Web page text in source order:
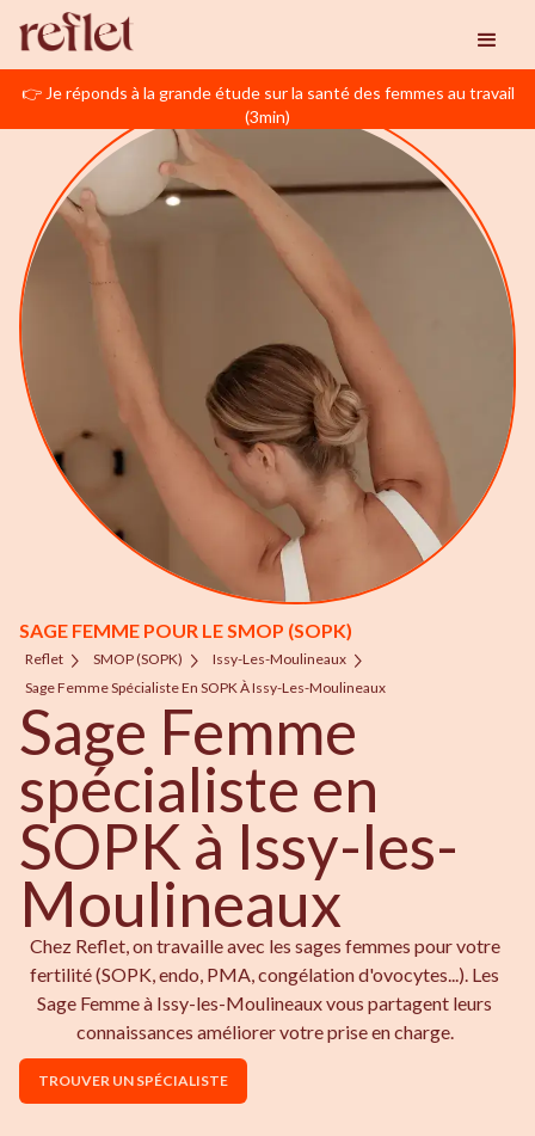
👉 Je réponds à la grande étude sur la santé des femmes au travail
(3min)
SAGE FEMME POUR LE SMOP (SOPK)
Reflet SMOP (SOPK)
Issy-Les-Moulineaux
Sage Femme Spécialiste En SOPK À Issy-Les-Moulineaux
Sage Femme
spécialiste en
SOPK à Issy-les-
Moulineaux
Chez Reflet, on travaille avec les sages femmes pour votre
fertilité (SOPK, endo, PMA, congélation d'ovocytes...). Les
Sage Femme à Issy-les-Moulineaux vous partagent leurs
connaissances améliorer votre prise en charge.
TROUVER UN SPÉCIALISTE